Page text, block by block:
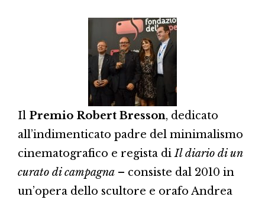
Il Premio Robert Bresson, dedicato
all’indimenticato padre del minimalismo
cinematografico e regista diIl diario di un
curato di campagna – consiste dal 2010 in
un’opera dello scultore e orafo Andrea